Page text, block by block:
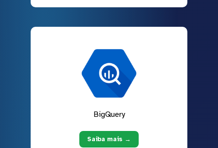
BigQuery
Saiba mais →